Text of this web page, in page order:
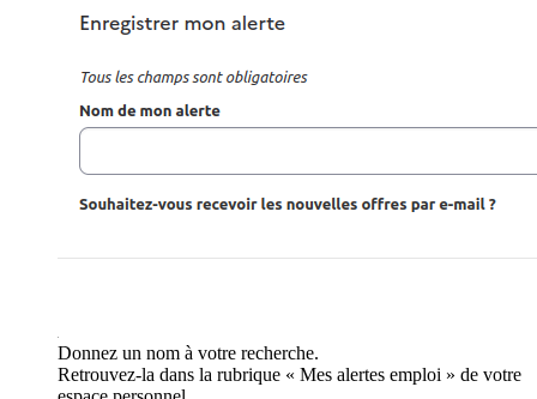
Donnez un nom à votre recherche.
Retrouvez-la dans la rubrique « Mes alertes emploi » de votre